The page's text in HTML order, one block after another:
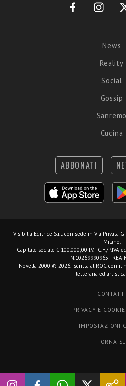
News
Reality
Social
Gossip
Sanremo
Cucina
ABBONATI
Visibilia Editrice S.r.l. con sede in Via Privata
Milano.
Capitale sociale € 100.000,00 I.V. - C.F./P.IVA
N.10269990965 - REA
Novella 2000 © 2026. Iscritta al ROC con
letteraria ed
CONTATTI
PRIVACY E
IMPOSTAZIONI
TORNA SU